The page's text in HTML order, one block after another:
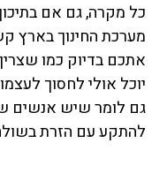
כל מקרה, גם אם
מערכת החינוך בארץ
אתכם בדיוק כמו
יוכל אולי לחסוך
להתקע עם הזרת